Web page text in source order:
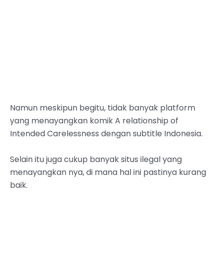
Namun meskipun begitu, tidak banyak platform
yang menayangkan komik A relationship of
Intended Carelessness dengan subtitle Indonesia.
Selain itu juga cukup banyak situs ilegal yang
menayangkan nya, di mana hal ini pastinya kurang
baik.